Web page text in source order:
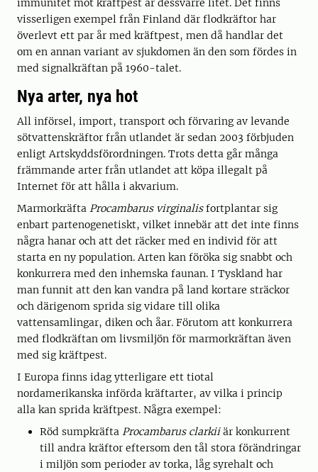
immunitet mot kräftpest är dessvärre litet. Det finns
visserligen exempel från Finland där flodkräftor har
överlevt ett par år med kräftpest, men då handlar det
om en annan variant av sjukdomen än den som fördes in
med signalkräftan på 1960-talet.
Nya arter, nya hot
All införsel, import, transport och förvaring av levande
sötvattenskräftor från utlandet är sedan 2003 förbjuden
enligt Artskyddsförordningen. Trots detta går många
främmande arter från utlandet att köpa illegalt på
Internet för att hålla i akvarium.
Marmorkräfta Procambarus virginalisfortplantar sig
enbart partenogenetiskt, vilket innebär att det inte finns
några hanar och att det räcker med en individ för att
starta en ny population. Arten kan föröka sig snabbt och
konkurrera med den inhemska faunan. I Tyskland har
man funnit att den kan vandra på land kortare sträckor
och därigenom sprida sig vidare till olika
vattensamlingar, diken och åar. Förutom att konkurrera
med flodkräftan om livsmiljön för marmorkräftan även
med sig kräftpest.
I Europa finns idag ytterligare ett tiotal
nordamerikanska införda kräftarter, av vilka i princip
alla kan sprida kräftpest. Några exempel:
Röd sumpkräfta Procambarus clarkiiär konkurrent
till andra kräftor eftersom den tål stora förändringar
i miljön som perioder av torka, låg syrehalt och